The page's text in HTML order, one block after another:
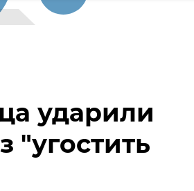
ударили
"угостить